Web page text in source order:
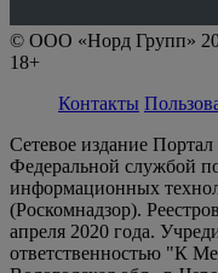
© ООО «Норд Групп»
18+
Контакты
Сетевое издание
Федеральной службой
информационных
(Роскомнадзор).
апреля 2020 года.
ответственностью "К